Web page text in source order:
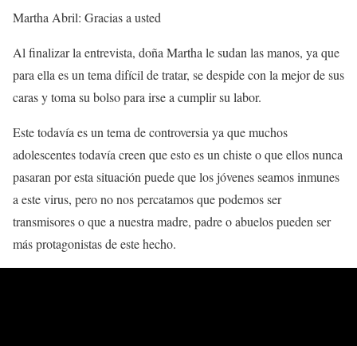
Martha Abril: Gracias a usted
Al finalizar la entrevista, doña Martha le sudan las manos, ya que
para ella es un tema difícil de tratar, se despide con la mejor de sus
caras y toma su bolso para irse a cumplir su labor.
Este todavía es un tema de controversia ya que muchos
adolescentes todavía creen que esto es un chiste o que ellos nunca
pasaran por esta situación puede que los jóvenes seamos inmunes
a este virus, pero no nos percatamos que podemos ser
transmisores o que a nuestra madre, padre o abuelos pueden ser
más protagonistas de este hecho.